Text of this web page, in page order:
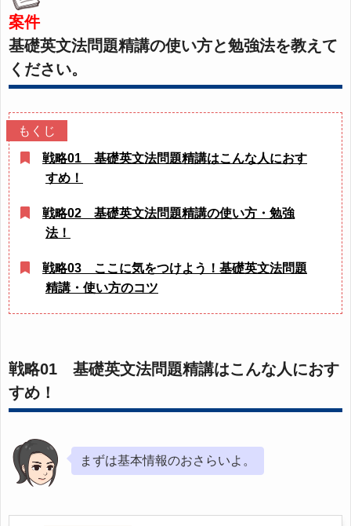
案件
基礎英文法問題精講の使い方と勉強法を教えて
ください。
戦略01 基礎英文法問題精講はこんな人におす
すめ！
戦略02 基礎英文法問題精講の使い方・勉強
法！
戦略03 ここに気をつけよう！基礎英文法問題
精講・使い方のコツ
戦略01 基礎英文法問題精講はこんな人におす
すめ！
まずは基本情報のおさらいよ。